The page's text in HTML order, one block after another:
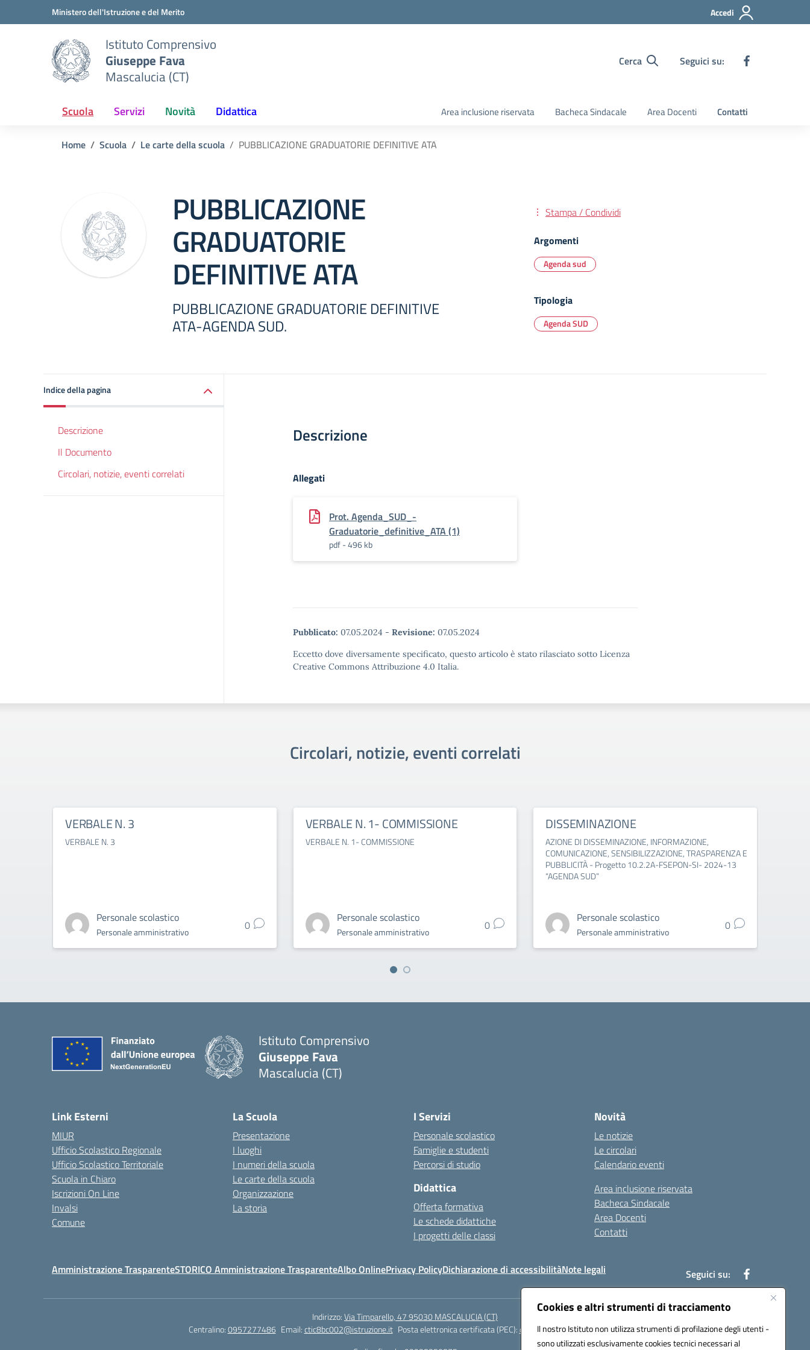
Cookies e altri strumenti di tracciamento
Il nostro Istituto non utilizza strumenti di profilazione degli utenti -
sono utilizzati esclusivamente cookies tecnici necessari al
Vai ai contenuti
Vai al menu di navigazioneMinistero dell'Istruzione e del Merito Accedi
Istituto Comprensivo
Giuseppe Fava
Mascalucia (CT)
Cerca Seguici su:
Scuola Servizi Novità Didattica Area inclusione riservata Bacheca Sindacale Area Docenti Contatti
Home Scuola Le carte della scuola PUBBLICAZIONE GRADUATORIE DEFINITIVE ATA
PUBBLICAZIONE
GRADUATORIE
DEFINITIVE ATA
PUBBLICAZIONE GRADUATORIE DEFINITIVE
ATA-AGENDA SUD.
Stampa / Condividi
Argomenti
Agenda sud
Tipologia
Agenda SUD
Indice della pagina
Descrizione
Il Documento
Circolari, notizie, eventi correlati
Descrizione
Allegati
Prot. Agenda_SUD_-
Graduatorie_definitive_ATA (1)
pdf - 496 kb
Pubblicato: 07.05.2024 - Revisione: 07.05.2024
Eccetto dove diversamente specificato, questo articolo è stato rilasciato sotto Licenza
Creative Commons Attribuzione 4.0 Italia.
Circolari, notizie, eventi correlati
VERBALE N. 3
VERBALE N. 3
Personale scolastico
Personale amministrativo 0
VERBALE N. 1- COMMISSIONE
VERBALE N. 1- COMMISSIONE
Personale scolastico
Personale amministrativo 0
DISSEMINAZIONE
AZIONE DI DISSEMINAZIONE, INFORMAZIONE,
COMUNICAZIONE, SENSIBILIZZAZIONE, TRASPARENZA E
PUBBLICITÀ - Progetto 10.2.2A-FSEPON-SI- 2024-13
“AGENDA SUD”
Personale scolastico
Personale amministrativo 0
Istituto Comprensivo
Giuseppe Fava
Mascalucia (CT)
Link Esterni
MIUR
Ufficio Scolastico Regionale
Ufficio Scolastico Territoriale
Scuola in Chiaro
Iscrizioni On Line
Invalsi
Comune
La Scuola
Presentazione
I luoghi
I numeri della scuola
Le carte della scuola
Organizzazione
La storia
I Servizi
Personale scolastico
Famiglie e studenti
Percorsi di studio
Didattica
Offerta formativa
Le schede didattiche
I progetti delle classi
Novità
Le notizie
Le circolari
Calendario eventi
Area inclusione riservata
Bacheca Sindacale
Area Docenti
Contatti
Amministrazione TrasparenteSTORICO Amministrazione TrasparenteAlbo OnlinePrivacy PolicyDichiarazione di accessibilitàNote legali Seguici su:
Indirizzo:Via Timparello, 47 95030 MASCALUCIA (CT)
Centralino:0957277486 Email:ctic8bc002@istruzione.it Posta elettronica certificata (PEC):ctic8bc002@pec.istruzione.it